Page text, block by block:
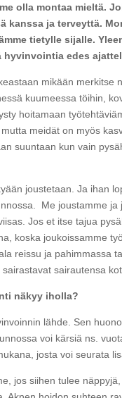
olla montaa mieltä.
kanssa ja terveyttä.
tietylle sijalle.
hyvinvointia edes
mikään
kuumeessa töihin,
hoitamaan
meidät on myös
suuntaan kun vain
joustetaan. Ja ihan
Me joustamme
Jos et itse tajua
koska joukoissamme
reissu ja pahimmassa
sairautensa
näkyy iholla?
lähde. Sen
voi kärsiä ns.
josta voi seurata
jos siihen tulee